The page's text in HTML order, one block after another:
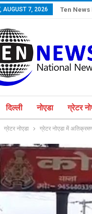
AUGUST 7, 2026 Ten
दिल्ली नोएडा ग्रेटर
ग्रेटर नोएडा ग्रेटर नोएडा में